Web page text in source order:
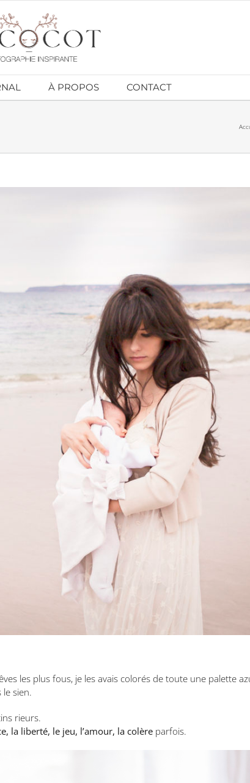
À PROPOS CONTACT
les plus fous, je les avais colorés de toute une palette
sien.
rieurs.
la liberté, le jeu, l’amour, la colère parfois.